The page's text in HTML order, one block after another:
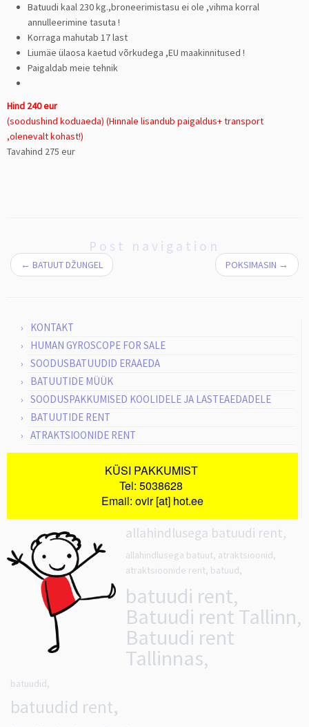
Batuudi kaal 230 kg.,broneerimistasu ei ole ,vihma korral
annulleerimine tasuta !
Korraga mahutab 17 last
Liumäe ülaosa kaetud võrkudega ,EU maakinnitused !
Paigaldab meie tehnik
Hind 240 eur
(soodushind koduaeda) (Hinnale lisandub paigaldus+ transport
,olenevalt kohast!)
Tavahind 275 eur
Post navigation
← BATUUT DŽUNGEL POKSIMASIN →
KONTAKT
HUMAN GYROSCOPE FOR SALE
SOODUSBATUUDID ERAAEDA
BATUUTIDE MÜÜK
SOODUSPAKKUMISED KOOLIDELE JA LASTEAEDADELE
BATUUTIDE RENT
ATRAKTSIOONIDE RENT
KÜSI PAKKUMIST
Tel: 5038628
Email: ovir [at] hot.ee
allahindlusega batuudi rent,
allahindlusega batuut, atraktsioonid,
atraktsioonide rent, batuud,
batuudi rent,
Batuudi rent Tallinn,
Batuudi rent
Tallinnas,
batuudid,
batuudid rent,